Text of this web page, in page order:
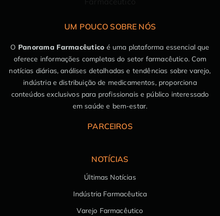
UM POUCO SOBRE NÓS
O Panorama Farmacêutico é uma plataforma essencial que
oferece informações completas do setor farmacêutico. Com
notícias diárias, análises detalhadas e tendências sobre varejo,
indústria e distribuição de medicamentos, proporciona
conteúdos exclusivos para profissionais e público interessado
em saúde e bem-estar.
PARCEIROS
NOTÍCIAS
Últimas Notícias
Indústria Farmacêutica
Varejo Farmacêutico